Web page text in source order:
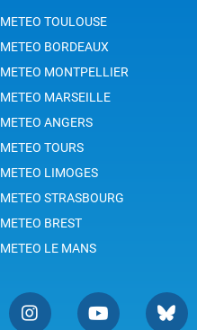
METEO TOULOUSE
METEO BORDEAUX
METEO MONTPELLIER
METEO MARSEILLE
METEO ANGERS
METEO TOURS
METEO LIMOGES
METEO STRASBOURG
METEO BREST
METEO LE MANS